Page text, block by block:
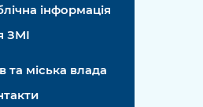
інформація
ЗМІ
та міська влада